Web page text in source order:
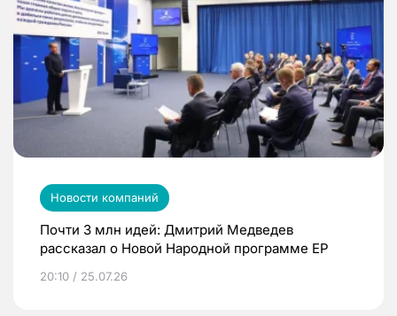
Новости компаний
Почти 3 млн идей: Дмитрий Медведев
рассказал о Новой Народной программе ЕР
20:10 / 25.07.26